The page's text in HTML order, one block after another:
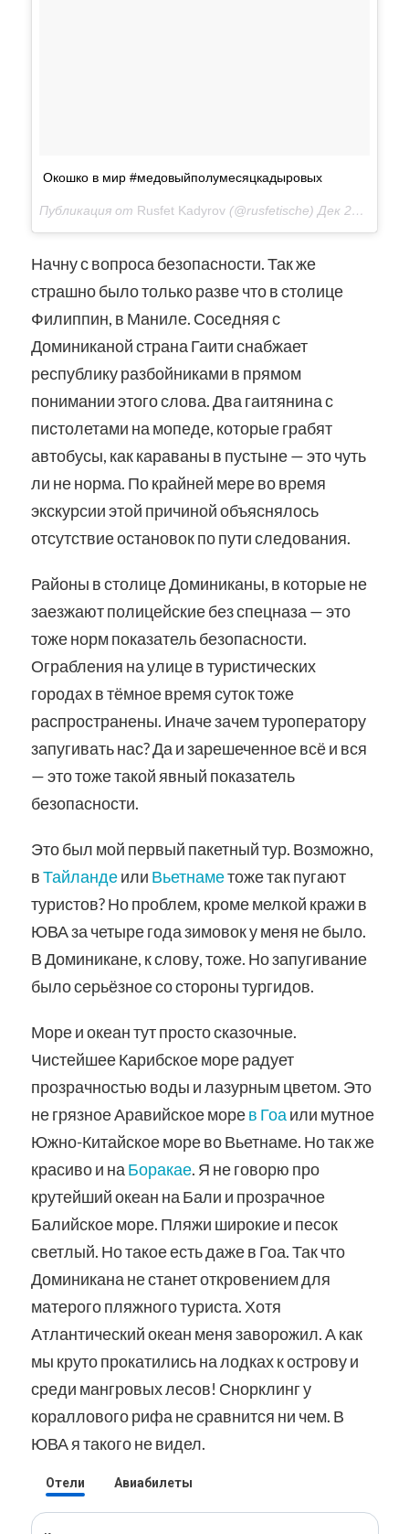
Окошко в мир #медовыйполумесяцкадыровых
Публикация от Rusfet Kadyrov(@rusfetische) Дек 23, 2017 at 3:18 PST
Начну с вопроса безопасности. Так же
страшно было только разве что в столице
Филиппин, в Маниле. Соседняя с
Доминиканой страна Гаити снабжает
республику разбойниками в прямом
понимании этого слова. Два гаитянина с
пистолетами на мопеде, которые грабят
автобусы, как караваны в пустыне — это чуть
ли не норма. По крайней мере во время
экскурсии этой причиной объяснялось
отсутствие остановок по пути следования.
Районы в столице Доминиканы, в которые не
заезжают полицейские без спецназа — это
тоже норм показатель безопасности.
Ограбления на улице в туристических
городах в тёмное время суток тоже
распространены. Иначе зачем туроператору
запугивать нас? Да и зарешеченное всё и вся
— это тоже такой явный показатель
безопасности.
Это был мой первый пакетный тур. Возможно,
вТайландеили Вьетнаметоже так пугают
туристов? Но проблем, кроме мелкой кражи в
ЮВА за четыре года зимовок у меня не было.
В Доминикане, к слову, тоже. Но запугивание
было серьёзное со стороны тургидов.
Море и океан тут просто сказочные.
Чистейшее Карибское море радует
прозрачностью воды и лазурным цветом. Это
не грязное Аравийское морев Гоаили мутное
Южно-Китайское море во Вьетнаме. Но так же
красиво и на Боракае. Я не говорю про
крутейший океан на Бали и прозрачное
Балийское море. Пляжи широкие и песок
светлый. Но такое есть даже в Гоа. Так что
Доминикана не станет откровением для
матерого пляжного туриста. Хотя
Атлантический океан меня заворожил. А как
мы круто прокатились на лодках к острову и
среди мангровых лесов! Снорклинг у
кораллового рифа не сравнится ни чем. В
ЮВА я такого не видел.